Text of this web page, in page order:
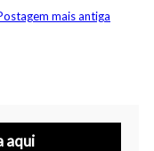
mais antiga
aqui